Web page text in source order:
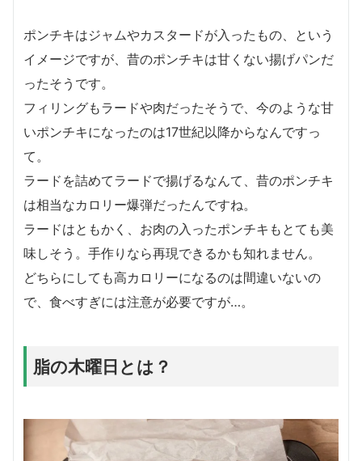
ポンチキはジャムやカスタードが入ったもの、という
イメージですが、昔のポンチキは甘くない揚げパンだ
ったそうです。
フィリングもラードや肉だったそうで、今のような甘
いポンチキになったのは17世紀以降からなんですっ
て。
ラードを詰めてラードで揚げるなんて、昔のポンチキ
は相当なカロリー爆弾だったんですね。
ラードはともかく、お肉の入ったポンチキもとても美
味しそう。手作りなら再現できるかも知れません。
どちらにしても高カロリーになるのは間違いないの
で、食べすぎには注意が必要ですが…。
脂の木曜日とは？